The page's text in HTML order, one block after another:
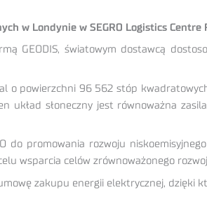
w Londynie w SEGRO Logistics
GEODIS, światowym dostawcą
o powierzchni 96 562 stóp
układ słoneczny jest równoważna
do promowania rozwoju
wsparcia celów zrównoważonego
zakupu energii elektrycznej, dzięki